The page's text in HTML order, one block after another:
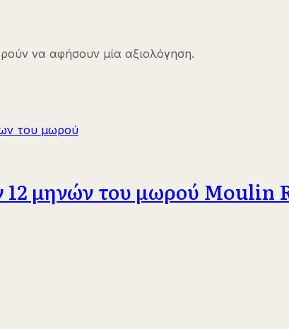
να αφήσουν μία αξιολόγηση.
μηνών του μωρού Moulin